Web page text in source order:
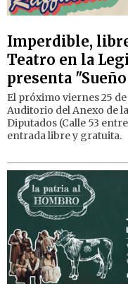
Imperdible,
Teatro en la
presenta
El próximo viernes 25 de
Auditorio del Anexo de
Diputados (Calle 53
entrada libre y gratuita.